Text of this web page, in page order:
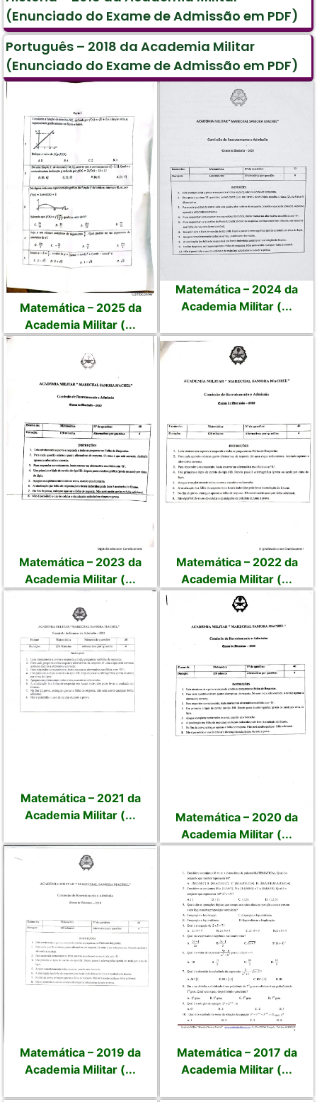
(Enunciado do Exame de Admissão em PDF)
Português – 2018 da Academia Militar
(Enunciado do Exame de Admissão em PDF)
Matemática – 2025 da
Academia Militar (...
Matemática – 2024 da
Academia Militar (...
Matemática – 2023 da
Academia Militar (...
Matemática – 2022 da
Academia Militar (...
Matemática – 2021 da
Academia Militar (...
Matemática – 2020 da
Academia Militar (...
Matemática – 2019 da
Academia Militar (...
Matemática – 2017 da
Academia Militar (...